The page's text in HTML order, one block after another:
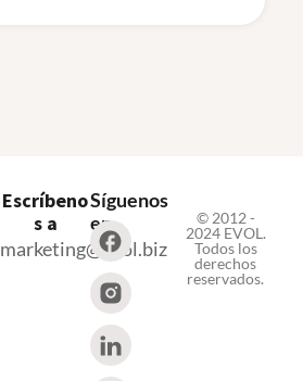
Escríbeno
s a
marketing@evol.biz
Síguenos
en
© 2012 -
2024 EVOL.
Todos los
derechos
reservados.